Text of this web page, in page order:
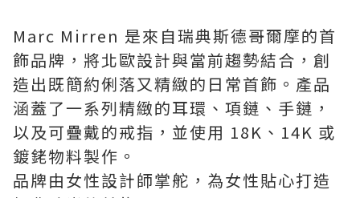
Marc Mirren 是來自瑞典斯德哥爾摩的首
飾品牌，將北歐設計與當前趨勢結合，創
造出既簡約俐落又精緻的日常首飾。產品
涵蓋了一系列精緻的耳環、項鏈、手鏈，
以及可疊戴的戒指，並使用 18K、14K 或
鍍銠物料製作。
品牌由女性設計師掌舵，為女性貼心打造